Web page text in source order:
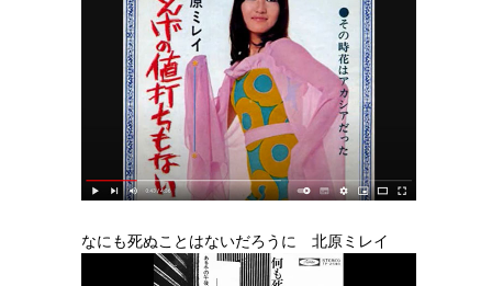
なにも死ぬことはないだろうに 北原ミレイ